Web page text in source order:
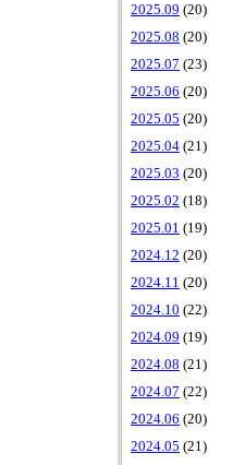
2025.09 (20)
2025.08 (20)
2025.07 (23)
2025.06 (20)
2025.05 (20)
2025.04 (21)
2025.03 (20)
2025.02 (18)
2025.01 (19)
2024.12 (20)
2024.11 (20)
2024.10 (22)
2024.09 (19)
2024.08 (21)
2024.07 (22)
2024.06 (20)
2024.05 (21)